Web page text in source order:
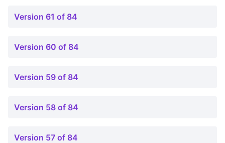
Version 61 of 84
Version 60 of 84
Version 59 of 84
Version 58 of 84
Version 57 of 84